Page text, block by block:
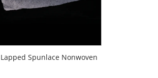
Spunlace Nonwoven